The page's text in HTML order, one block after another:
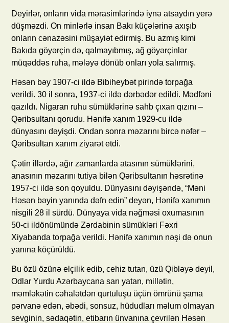
Deyirlər, onların vida mərasimlərində iynə atsaydın yerə
düşməzdi. On minlərlə insan Bakı küçələrinə axışıb
onların cənazəsini müşayiət edirmiş. Bu azmış kimi
Bakıda göyərçin də, qalmayıbmış, ağ göyərçinlər
müqəddəs ruha, mələyə dönüb onları yola salırmış.
Həsən bəy 1907-ci ildə Bibiheybət pirində torpağa
verildi. 30 il sonra, 1937-ci ildə dərbədər edildi. Mədfəni
qazıldı. Nigaran ruhu sümüklərinə sahb çıxan qızını –
Qəribsultanı qorudu. Hənifə xanım 1929-cu ildə
dünyasını dəyişdi. Ondan sonra məzarını bircə nəfər –
Qəribsultan xanım ziyarət etdi.
Çətin illərdə, ağır zamanlarda atasının sümüklərini,
anasının məzarını tutiya bilən Qəribsultanın həsrətinə
1957-ci ildə son qoyuldu. Dünyasını dəyişəndə, “Məni
Həsən bəyin yanında dəfn edin” deyən, Hənifə xanımın
nisgili 28 il sürdü. Dünyaya vida nəğməsi oxumasının
50-ci ildönümündə Zərdabinin sümükləri Fəxri
Xiyabanda torpağa verildi. Hənifə xanımın nəşi də onun
yanına köçürüldü.
Bu özü özünə elçilik edib, cehiz tutan, üzü Qibləyə deyil,
Odlar Yurdu Azərbaycana sarı yatan, millətin,
məmləkətin cəhalətdən qurtuluşu üçün ömrünü şama
pərvanə edən, əbədi, sonsuz, hüdudları məlum olmayan
sevginin, sədaqətin, etibarın ünvanına çevrilən Həsən